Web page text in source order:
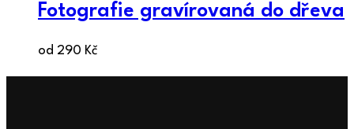
Fotografie gravírovaná do dřeva
od 290 Kč